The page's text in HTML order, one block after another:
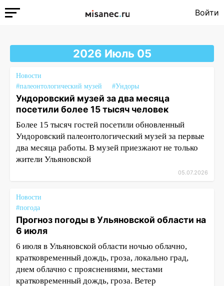
Войти
2026 Июль 05
Новости
#палеонтологический музей
#Ундоры
Ундоровский музей за два месяца
посетили более 15 тысяч человек
Более 15 тысяч гостей посетили обновленный
Ундоровский палеонтологический музей за первые
два месяца работы. В музей приезжают не только
жители Ульяновской
05.07.2026
Новости
#погода
Прогноз погоды в Ульяновской области на
6 июля
6 июля в Ульяновской области ночью облачно,
кратковременный дождь, гроза, локально град,
днем облачно с прояснениями, местами
кратковременный дождь, гроза. Ветер